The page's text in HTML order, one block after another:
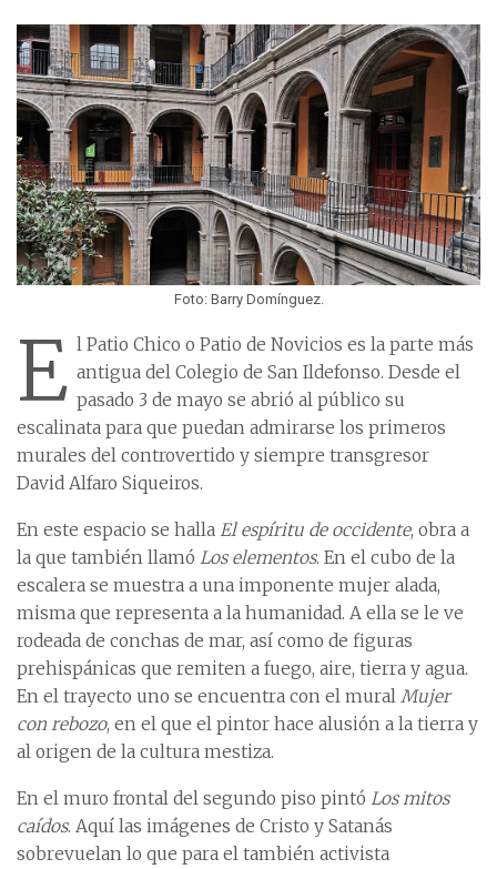
Foto: Barry Domínguez.
E l Patio Chico o Patio de Novicios es la parte más
antigua del Colegio de San Ildefonso. Desde el
pasado 3 de mayo se abrió al público su
escalinata para que puedan admirarse los primeros
murales del controvertido y siempre transgresor
David Alfaro Siqueiros.
En este espacio se halla El espíritu de occidente, obra a
la que también llamó Los elementos. En el cubo de la
escalera se muestra a una imponente mujer alada,
misma que representa a la humanidad. A ella se le ve
rodeada de conchas de mar, así como de figuras
prehispánicas que remiten a fuego, aire, tierra y agua.
En el trayecto uno se encuentra con el mural Mujer
con rebozo, en el que el pintor hace alusión a la tierra y
al origen de la cultura mestiza.
En el muro frontal del segundo piso pintó Los mitos
caídos. Aquí las imágenes de Cristo y Satanás
sobrevuelan lo que para el también activista